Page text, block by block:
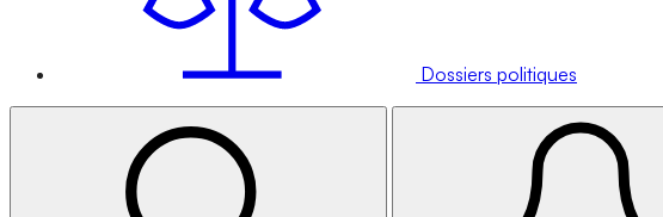
Dossiers politiques